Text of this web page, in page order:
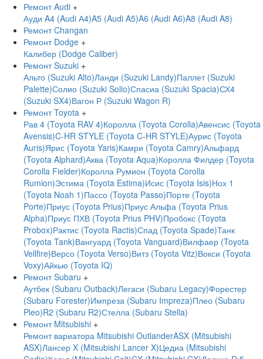
Ремонт Audi +
Ауди A4 (Audi А4)A5 (Audi A5)A6 (Audi A6)A8 (Audi A8)
Ремонт Changan
Ремонт Dodge +
Калибер (Dodge Caliber)
Ремонт Suzuki +
Альто (Suzuki Alto)Ланди (Suzuki Landy)Паллет (Suzuki
Palette)Солио (Suzuki Solio)Спасиа (Suzuki Spacia)СХ4
(Suzuki SX4)Вагон Р (Suzuki Wagon R)
Ремонт Toyota +
Рав 4 (Toyota RAV 4)Королла (Toyota Corolla)Авенсис (Toyota
Avensis)C-HR STYLE (Toyota C-HR STYLE)Аурис (Toyota
Auris)Ярис (Toyota Yaris)Камри (Toyota Camry)Альфард
(Toyota Alphard)Аква (Toyota Aqua)Королла Филдер (Toyota
Corolla Fielder)Королла Румион (Toyota Corolla
Rumion)Эстима (Toyota Estima)Исис (Toyota Isis)Нох 1
(Toyota Noah 1)Пассо (Toyota Passo)Порте (Toyota
Porte)Приус (Toyota Prius)Приус Альфа (Toyota Prius
Alpha)Приус ПХВ (Toyota Prius PHV)Пробокс (Toyota
Probox)Рактис (Toyota Ractis)Спад (Toyota Spade)Танк
(Toyota Tank)Вангуард (Toyota Vanguard)Вилфаер (Toyota
Vellfire)Версо (Toyota Verso)Витз (Toyota Vitz)Вокси (Toyota
Voxy)Айкью (Toyota IQ)
Ремонт Subaru +
Аутбек (Subaru Outback)Легаси (Subaru Legacy)Форестер
(Subaru Forester)Импреза (Subaru Impreza)Плео (Subaru
Pleo)R2 (Subaru R2)Стелла (Subaru Stella)
Ремонт Mitsubishi +
Ремонт вариатора Mitsubishi OutlanderASX (Mitsubishi
ASX)Лансер X (Mitsubishi Lancer X)Цедиа (Mitsubishi